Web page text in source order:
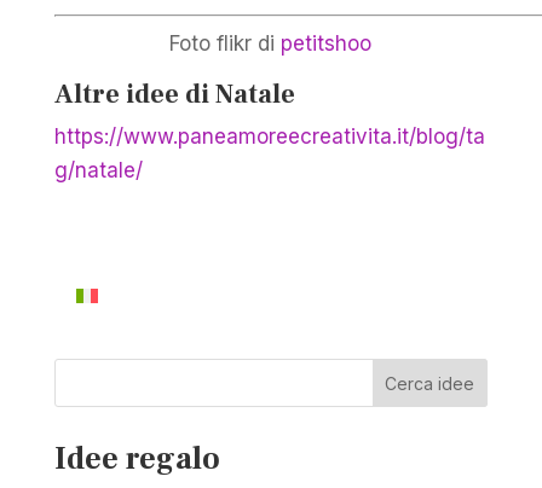
Foto flikr di petitshoo
Altre idee di Natale
https://www.paneamoreecreativita.it/blog/ta
g/natale/
Cerca idee
Idee regalo